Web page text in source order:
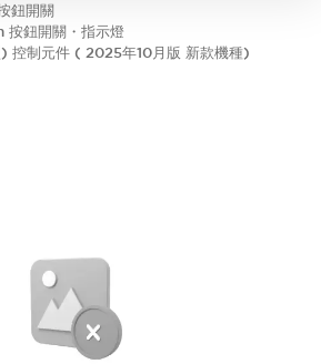
鈕開關
鈕開關・指示燈
控制元件 ( 2025年10月版 新款機種)